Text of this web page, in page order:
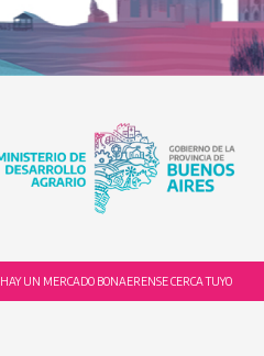
HAY UN MERCADO BONAERENSE CERCA TUYO